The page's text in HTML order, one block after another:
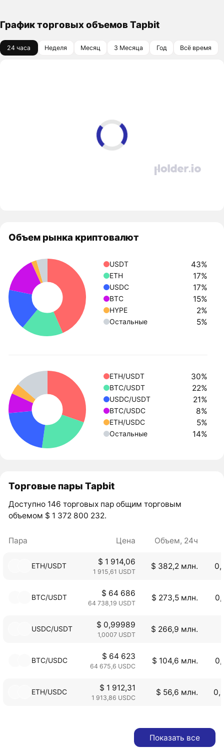
График торговых объемов Tapbit
24 часа Неделя Месяц 3 Месяца Год Всё время
Объем рынка криптовалют
USDT 43%
ETH 17%
USDC 17%
BTC 15%
HYPE 2%
Остальные 5%
ETH/USDT 30%
BTC/USDT 22%
USDC/USDT 21%
BTC/USDC 8%
ETH/USDC 5%
Остальные 14%
Торговые пары Tapbit
Доступно 146 торговых пар общим торговым
объемом $ 1 372 800 232.
Пара Цена Объем, 24ч
ETH/USDT $ 1 914,06
1 915,61 USDT
$ 382,2 млн.
BTC/USDT $ 64 686
64 738,19 USDT
$ 273,5 млн.
USDC/USDT $ 0,99989
1,0007 USDT
$ 266,9 млн.
BTC/USDC $ 64 623
64 675,6 USDC
$ 104,6 млн.
ETH/USDC $ 1 912,31
1 913,86 USDC
$ 56,6 млн.
Показать все